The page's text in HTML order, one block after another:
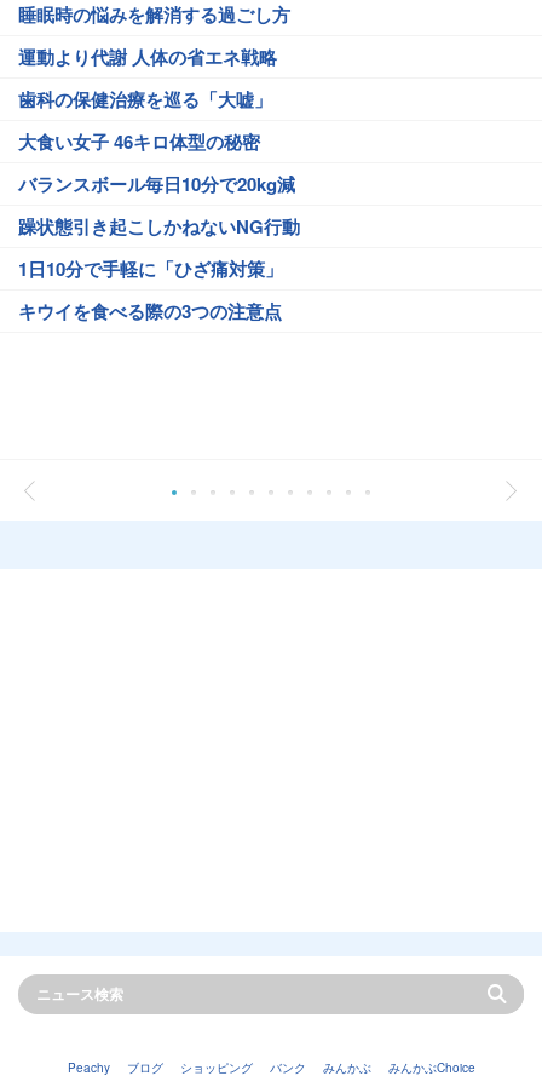
睡眠時の悩みを解消する過ごし方
運動より代謝 人体の省エネ戦略
歯科の保健治療を巡る「大嘘」
大食い女子 46キロ体型の秘密
バランスボール毎日10分で20kg減
躁状態引き起こしかねないNG行動
1日10分で手軽に「ひざ痛対策」
キウイを食べる際の3つの注意点
Peachy ブログ ショッピング バンク みんかぶ みんかぶChoice